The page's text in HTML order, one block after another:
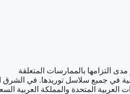
التزامها بالممارسات المتعلقة
في جميع سلاسل توريدها. في
المتحدة والمملكة العربية